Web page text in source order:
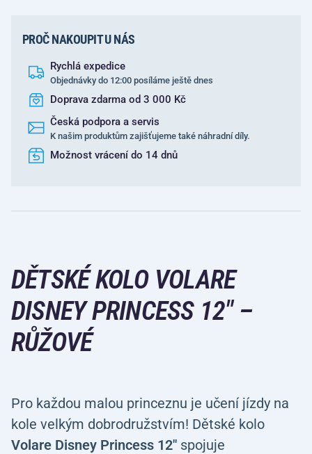
PROČ NAKOUPIT U NÁS
Rychlá expedice
Objednávky do 12:00 posíláme ještě dnes
Doprava zdarma od 3 000 Kč
Česká podpora a servis
K našim produktům zajišťujeme také náhradní díly.
Možnost vrácení do 14 dnů
DĚTSKÉ KOLO VOLARE
DISNEY PRINCESS 12" –
RŮŽOVÉ
Pro každou malou princeznu je učení jízdy na
kole velkým dobrodružstvím! Dětské kolo
Volare Disney Princess 12" spojuje